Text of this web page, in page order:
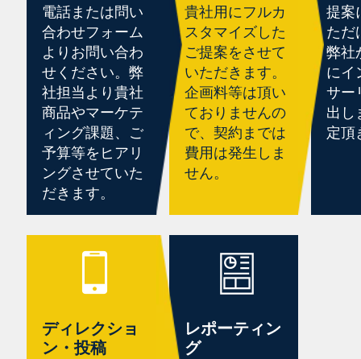
電話または問い
合わせフォーム
よりお問い合わ
せください。弊
社担当より貴社
商品やマーケテ
ィング課題、ご
予算等をヒアリ
ングさせていた
だきます。
貴社用にフルカ
スタマイズした
ご提案をさせて
いただきます。
企画料等は頂い
ておりませんの
で、契約までは
費用は発生しま
せん。
提案
ただ
弊社
にイ
サー
出し
定頂
ディレクショ
ン・投稿
レポーティン
グ